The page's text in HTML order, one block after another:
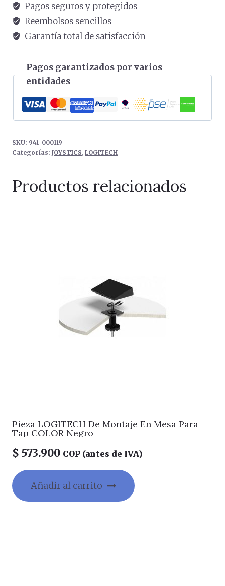
Velocidades
COLOR
Negro
Pagos seguros y protegidos
Reembolsos sencillos
Garantía total de satisfacción
Pagos garantizados por varios
entidades
SKU: 941-000119
Categorías: JOYSTICS, LOGITECH
Productos relacionados
Pieza LOGITECH De Montaje En Mesa Para
Tap COLOR Negro
$ 573.900 COP (antes de IVA)
Añadir al carrito